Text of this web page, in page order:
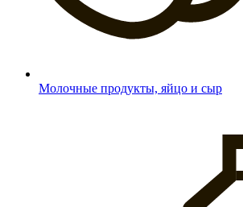
Молочные продукты, яйцо и сыр